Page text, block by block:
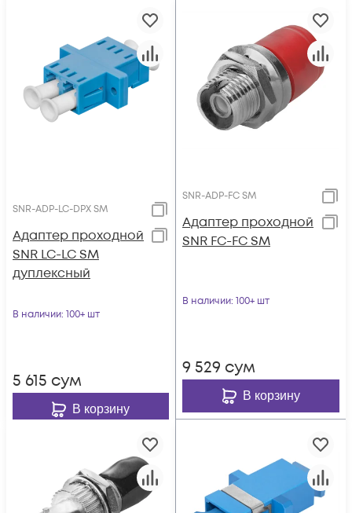
SNR-ADP-LC-DPX SM
Адаптер проходной
SNR LC-LC SM
дуплексный
В наличии: 100+ шт
5 615 сум
В корзину
SNR-ADP-FC SM
Адаптер проходной
SNR FC-FC SM
В наличии: 100+ шт
9 529 сум
В корзину